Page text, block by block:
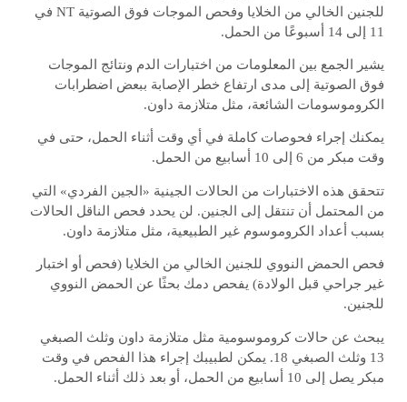
للجنين الخالي من الخلايا وفحص الموجات فوق الصوتية NT في
11 إلى 14 أسبوعًا من الحمل.
يشير الجمع بين المعلومات من اختبارات الدم ونتائج الموجات
فوق الصوتية إلى مدى ارتفاع خطر الإصابة ببعض اضطرابات
الكروموسومات الشائعة، مثل متلازمة داون.
يمكنك إجراء فحوصات كاملة في أي وقت أثناء الحمل، حتى في
وقت مبكر من 6 إلى 10 أسابيع من الحمل.
تتحقق هذه الاختبارات من الحالات الجينية «الجين الفردي» التي
من المحتمل أن تنتقل إلى الجنين. لن يحدد فحص الناقل الحالات
بسبب أعداد الكروموسوم غير الطبيعية، مثل متلازمة داون.
فحص الحمض النووي للجنين الخالي من الخلايا (فحص أو اختبار
غير جراحي قبل الولادة) يفحص دمك بحثًا عن الحمض النووي
للجنين.
يبحث عن حالات كروموسومية مثل متلازمة داون وثلث الصبغي
13 وثلث الصبغي 18. يمكن لطبيبك إجراء هذا الفحص في وقت
مبكر يصل إلى 10 أسابيع من الحمل، أو بعد ذلك أثناء الحمل.